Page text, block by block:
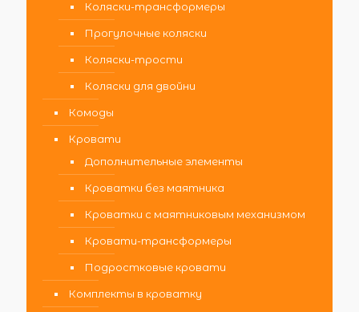
Коляски-трансформеры
Прогулочные коляски
Коляски-трости
Коляски для двойни
Комоды
Кровати
Дополнительные элементы
Кроватки без маятника
Кроватки с маятниковым механизмом
Кровати-трансформеры
Подростковые кровати
Комплекты в кроватку